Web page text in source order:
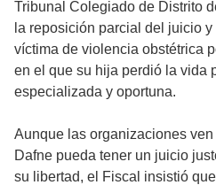
Tribunal Colegiado de Distrito
la reposición parcial del juicio
víctima de violencia obstétrica
en el que su hija perdió la vida
especializada y oportuna.
Aunque las organizaciones
Dafne pueda tener un juicio
su libertad, el Fiscal insistió